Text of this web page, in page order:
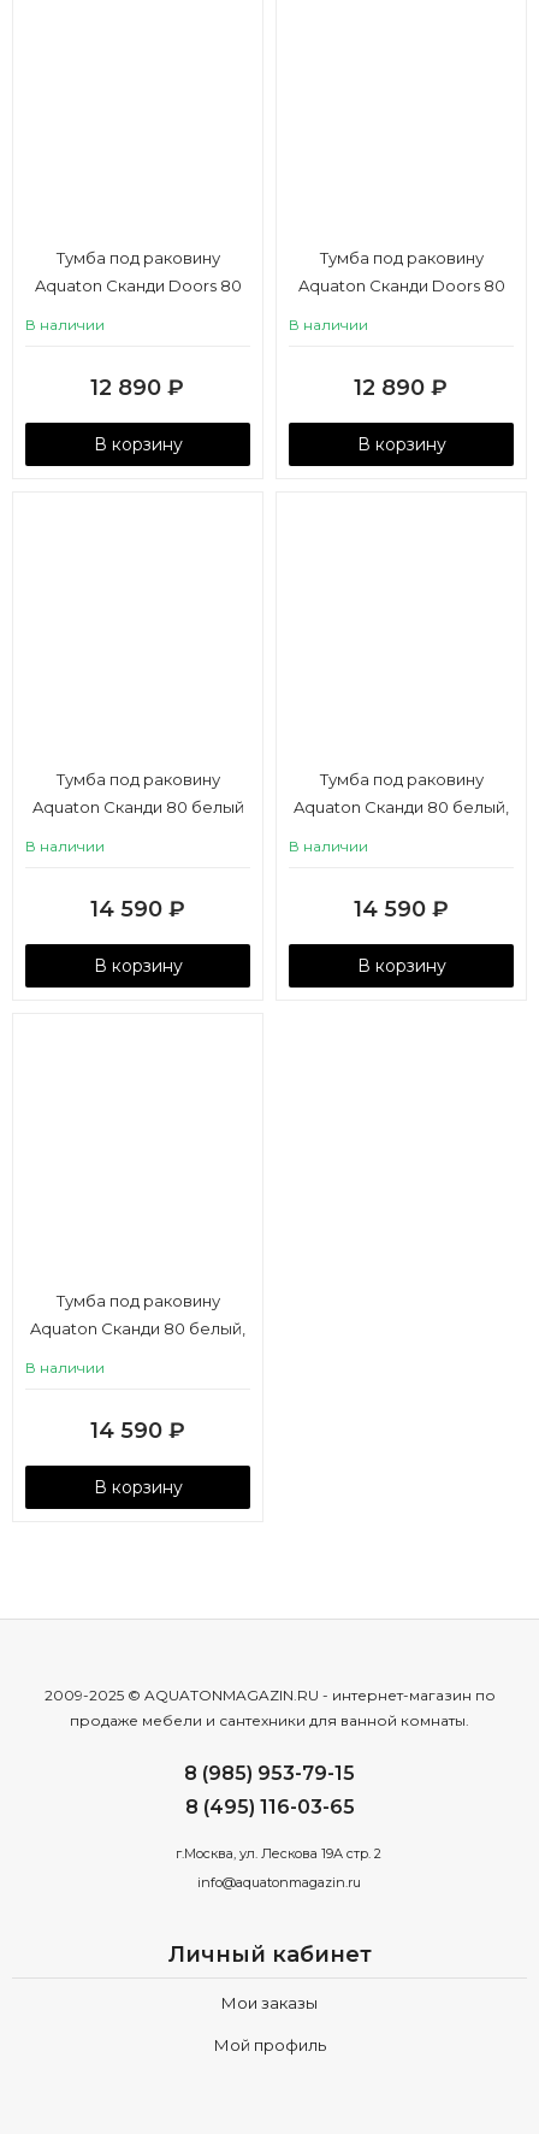
Тумба под раковину
Aquaton Сканди Doors 80
В наличии
12 890 ₽
В корзину
Тумба под раковину
Aquaton Сканди Doors 80
В наличии
12 890 ₽
В корзину
Тумба под раковину
Aquaton Сканди 80 белый
В наличии
14 590 ₽
В корзину
Тумба под раковину
Aquaton Сканди 80 белый,
В наличии
14 590 ₽
В корзину
Тумба под раковину
Aquaton Сканди 80 белый,
В наличии
14 590 ₽
В корзину
2009-2025 © AQUATONMAGAZIN.RU - интернет-магазин по
продаже мебели и сантехники для ванной комнаты.
8 (985) 953-79-15
8 (495) 116-03-65
г.Москва, ул. Лескова 19А стр. 2
info@aquatonmagazin.ru
Личный кабинет
Мои заказы
Мой профиль